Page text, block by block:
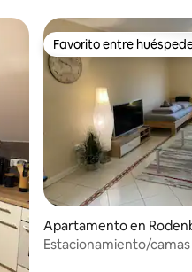
Favorito entre
Favorito entre
Apartamento en
Estacionamiento/